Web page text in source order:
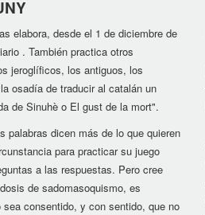
elabora, desde el 1 de diciembre de
. También practica otros
jeroglíficos, los antiguos, los
osadía de traducir al catalán un
de Sinuhè o El gust de la mort".
palabras dicen más de lo que quieren
para practicar su juego
a las respuestas. Pero cree
de sadomasoquismo, es
sea consentido, y con sentido, que no